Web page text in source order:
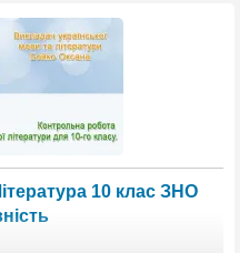
10 клас ЗНО